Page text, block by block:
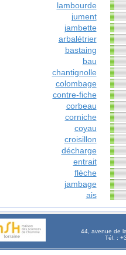
lambourde
jument
jambette
arbalétrier
bastaing
bau
chantignolle
colombage
contre-fiche
corbeau
corniche
coyau
croisillon
décharge
entrait
flèche
jambage
ais
44, avenue de
Tél. :